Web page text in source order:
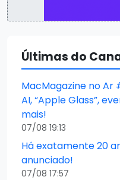
Últimas do
MacMagazine no Ar
AI, “Apple Glass”,
mais!
07/08 19:13
Há exatamente 20
anunciado!
07/08 17:57